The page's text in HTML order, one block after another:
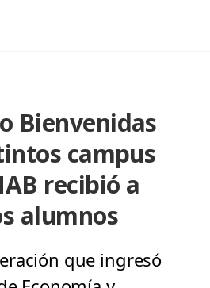
Bienvenidas
campus
recibió a
alumnos
que ingresó